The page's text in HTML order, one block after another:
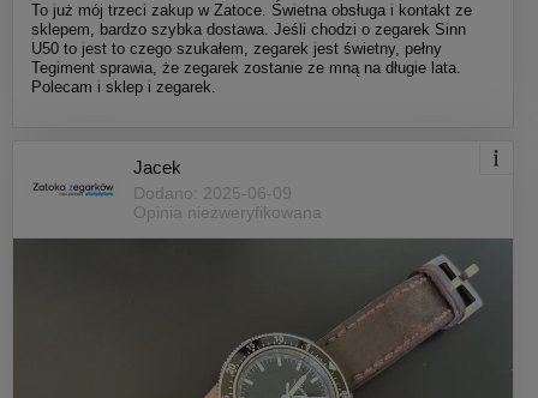
To już mój trzeci zakup w Zatoce. Świetna obsługa i kontakt ze
sklepem, bardzo szybka dostawa. Jeśli chodzi o zegarek Sinn
U50 to jest to czego szukałem, zegarek jest świetny, pełny
Tegiment sprawia, że zegarek zostanie ze mną na długie lata.
Polecam i sklep i zegarek.
Jacek
Dodano: 2025-06-09
Opinia niezweryfikowana